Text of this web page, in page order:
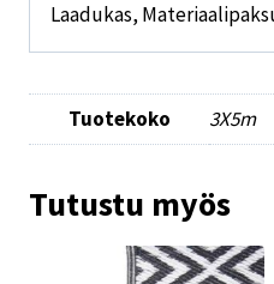
Laadukas,
Tuotekoko 3X5m
Tutustu myös